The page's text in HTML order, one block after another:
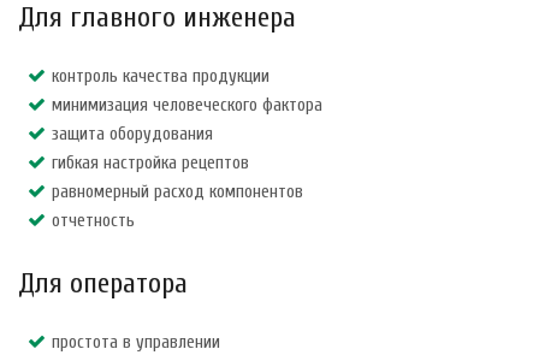
Для главного инженера
контроль качества продукции
минимизация человеческого фактора
защита оборудования
гибкая настройка рецептов
равномерный расход компонентов
отчетность
Для оператора
простота в управлении